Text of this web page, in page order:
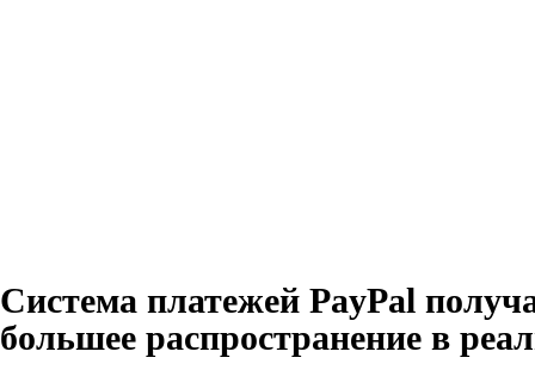
Система платежей PayPal
большее распространение в